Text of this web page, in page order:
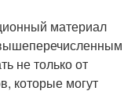
материал
не только от
которые могут